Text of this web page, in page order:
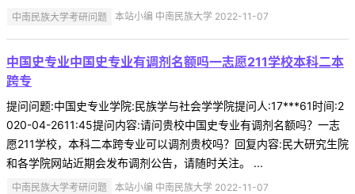
中南民族大学考研问题 本站小编 中南民族大学 2022-11-07
中国史专业中国史专业有调剂名额吗一志愿211学校本科二本
跨专
提问问题:中国史专业学院:民族学与社会学学院提问人:17***61时间:2
020-04-2611:45提问内容:请问贵校中国史专业有调剂名额吗？一志
愿211学校，本科二本跨专业可以调剂贵校吗？回复内容:民大研究生院
和各学院网站近期会发布调剂公告，请随时关注。 ...
中南民族大学考研问题 本站小编 中南民族大学 2022-11-07